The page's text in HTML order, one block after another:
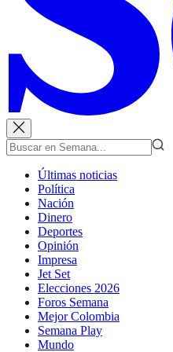
Últimas noticias
Política
Nación
Dinero
Deportes
Opinión
Impresa
Jet Set
Elecciones 2026
Foros Semana
Mejor Colombia
Semana Play
Mundo